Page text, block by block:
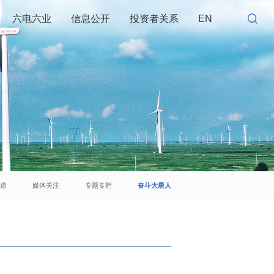
六电六业 信息公开 投资者关系 EN
媒体关注 专题专栏 奋斗大唐人